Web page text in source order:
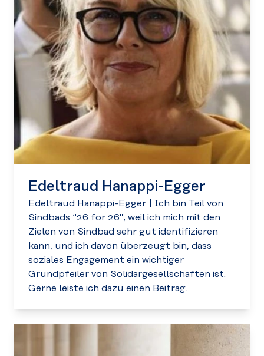
Edeltraud Hanappi-Egger
Edeltraud Hanappi-Egger
Ich bin Teil von
Sindbads “26 for 26”, weil ich mich mit den
Zielen von Sindbad sehr gut identifizieren
kann, und ich davon überzeugt bin, dass
soziales Engagement ein wichtiger
Grundpfeiler von Solidargesellschaften ist.
Gerne leiste ich dazu einen Beitrag.